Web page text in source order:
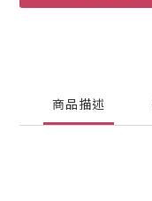
商品描述